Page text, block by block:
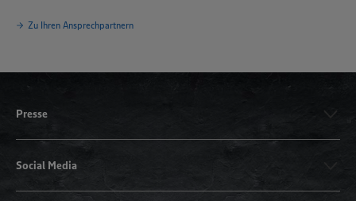
Zu Ihren Ansprechpartnern
Presse
Social Media